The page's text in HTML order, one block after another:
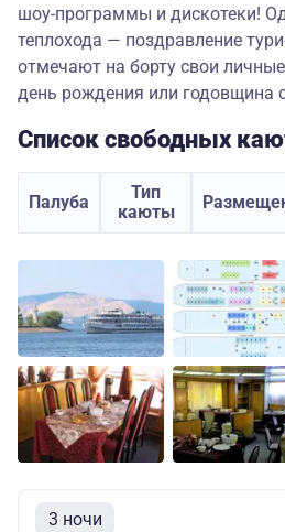
шоу-программы и дискотеки!
теплохода — поздравление
отмечают на борту свои
день рождения или годовщина
Список свободных
Палуба
Тип
каюты
3 ночи